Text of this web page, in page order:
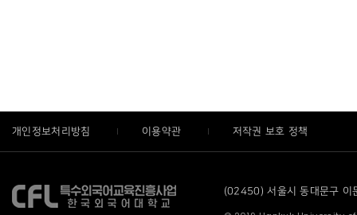
개인정보처리방침 이용약관 저작권 보호 정책
(02450) 서울시 동대문구